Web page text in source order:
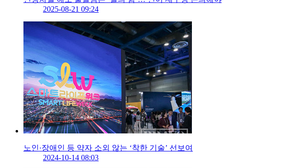
2025-08-21 09:24
노인·장애인 등 약자 소외 않는 ‘착한 기술’ 선보여
2024-10-14 08:03